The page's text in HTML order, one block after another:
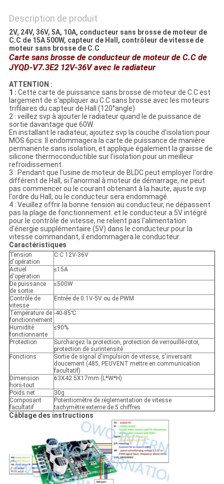
POLITIQUE
DE
CONFIDENTIALITÉ
Description de produit
2V, 24V, 36V, 5A, 10A, conducteur sans brosse de moteur de
C.C de 15A 500W, capteur de Hall, contrôleur de vitesse de
moteur sans brosse de C.C
Carte sans brosse de conducteur de moteur de C.C de
JYQD-V7.3E2 12V-36V avec le radiateur
ATTENTION :
1 : Cette carte de puissance sans brosse de moteur de C.C est
largement de s'appliquer au C.C sans brosse avec les moteurs
trifilaires du capteur de Hall (120°angle)
2 : veillez svp à ajouter le radiateur quand le de puissance de
sortie davantage que 60W.
En installant le radiateur, ajoutez svp la couche d'isolation pour
MOS 6pcs. Il endommagera la carte de puissance de manière
permanente sans isolation, et applique également la graisse de
silicone thermoconductible sur l'isolation pour un meilleur
refroidissement.
3 : Pendant que l'usine de moteur de BLDC peut employer l'ordre
différent de Hall, si l'anormal à moteur de démarrage, ne peut
pas commencer ou le courant obtenant à la haute, ajuste svp
l'ordre du Hall, ou le conducteur sera endommagé.
4 : Veuillez offrir la bonne tension au conducteur, ne dépassent
pas la plage de fonctionnement. et le conducteur a 5V intégré
pour le contrôle de vitesse, ne relient pas l'alimentation
d'énergie supplémentaire (5V) dans le conducteur pour la
vitesse commandant, il endommagera le conducteur.
Caractéristiques
Tension
d'opération
C.C 12V-36V
Actuel
d'opération
≤15A
De puissance
de sortie
≤500W
Contrôle de
vitesse
Entrée de 0.1V-5V ou de PWM
Température de
fonctionnement
-40-85℃
Humidité
fonctionnante
≤90%
Protection
Surchargez la protection, protection de verrouillé-rotor,
protection de surintensité
Fonctions
Sortie de signal d'impulsion de vitesse, s'inversant
doucement (485, PEUVENT mettre en communication
facultatif)
Dimension
hors-tout
63X42.5X17mm (L*W*H)
Poids net
30g
Composant
facultatif
Potentiomètre de réglementation de vitesse
tachymètre externe de 5 chiffres
Câblage des instructions